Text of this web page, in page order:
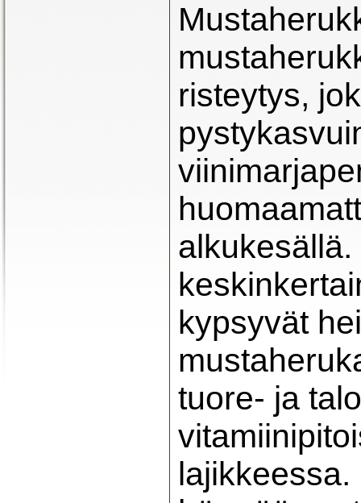
risteytys,
kypsyvät
tuore- ja